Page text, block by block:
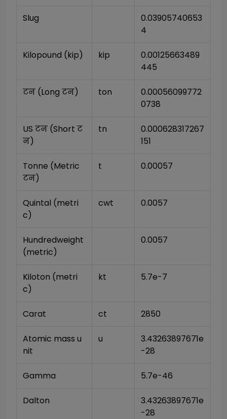
Slug
0.03905740653
4
Kilopound (kip) kip
0.00125663489
445
टन (Long टन) ton
0.00056099772
0738
US टन (Short ट
न)
tn
0.000628317267
151
Tonne (Metric
टन)
t 0.00057
Quintal (metri
c)
cwt 0.0057
Hundredweight
(metric)
0.0057
Kiloton (metri
c)
kt 5.7e-7
Carat ct 2850
Atomic mass u
nit
u
3.43263897671e
-28
Gamma 5.7e-46
Dalton
3.43263897671e
-28